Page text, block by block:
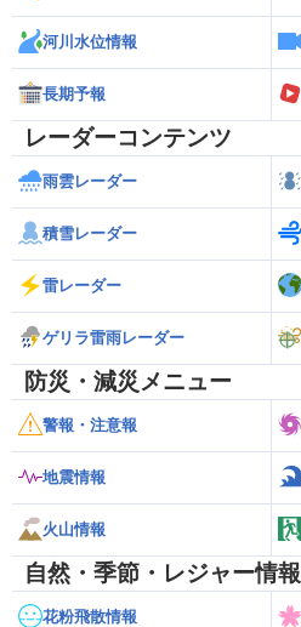
河川水位情報
長期予報
レーダーコンテンツ
雨雲レーダー
積雪レーダー
雷レーダー
ゲリラ雷雨レーダー
防災・減災メニュー
警報・注意報
地震情報
火山情報
自然・季節・レジャー情報
花粉飛散情報